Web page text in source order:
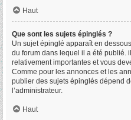
Haut
Que sont les sujets épinglés ?
Un sujet épinglé apparaît en
du forum dans lequel il a été publié.
relativement importantes et vous
Comme pour les annonces et les
publier des sujets épinglés dépend
l’administrateur.
Haut